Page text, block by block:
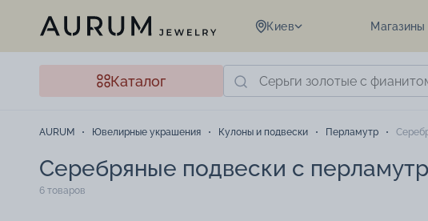
Киев Магазины
Каталог
AURUM Ювелирные украшения Кулоны и подвески Перламутр
Серебряные подвески с
6 товаров